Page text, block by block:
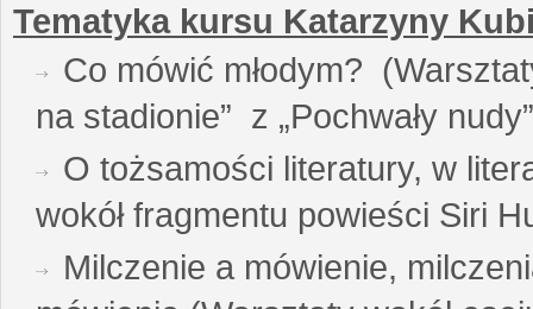
Tematyka kursu Katarzyny
Co mówić młodym?
na stadionie” z „Pochwały
O tożsamości literatury, w
wokół fragmentu powieści Siri
Milczenie a mówienie,